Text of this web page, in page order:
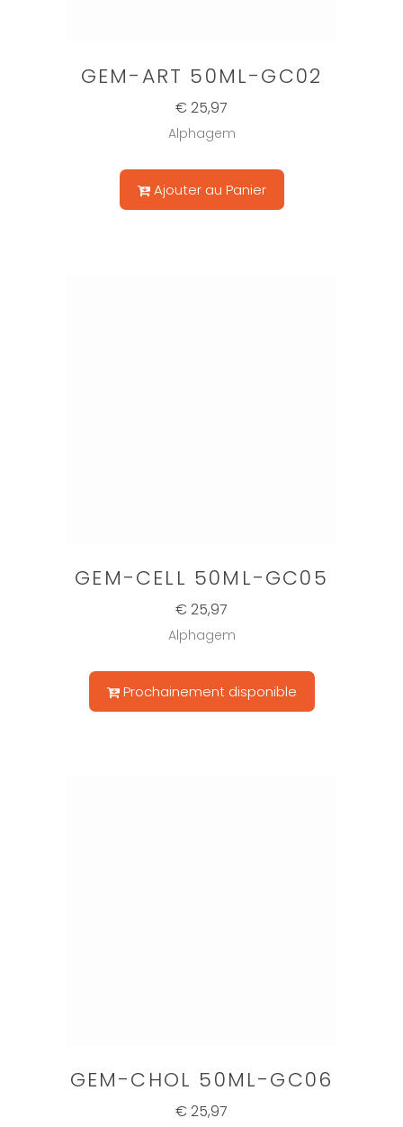
GEM-ART 50ML-GC02
€ 25,97
Alphagem
Ajouter au Panier
GEM-CELL 50ML-GC05
€ 25,97
Alphagem
Prochainement disponible
GEM-CHOL 50ML-GC06
€ 25,97